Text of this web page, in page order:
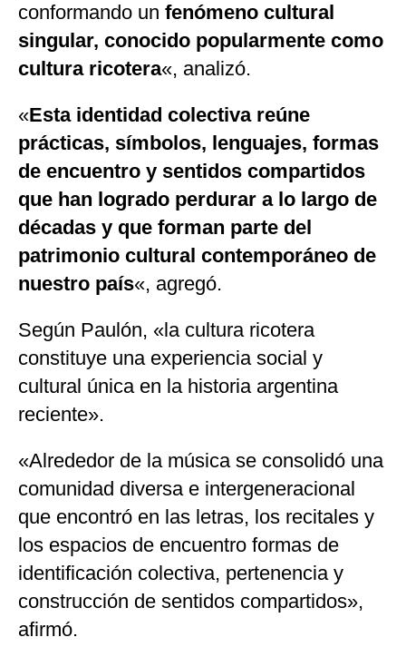
conformando un fenómeno cultural
singular, conocido popularmente como
cultura ricotera«, analizó.
«Esta identidad colectiva reúne
prácticas, símbolos, lenguajes, formas
de encuentro y sentidos compartidos
que han logrado perdurar a lo largo de
décadas y que forman parte del
patrimonio cultural contemporáneo de
nuestro país«, agregó.
Según Paulón, «la cultura ricotera
constituye una experiencia social y
cultural única en la historia argentina
reciente».
«Alrededor de la música se consolidó una
comunidad diversa e intergeneracional
que encontró en las letras, los recitales y
los espacios de encuentro formas de
identificación colectiva, pertenencia y
construcción de sentidos compartidos»,
afirmó.